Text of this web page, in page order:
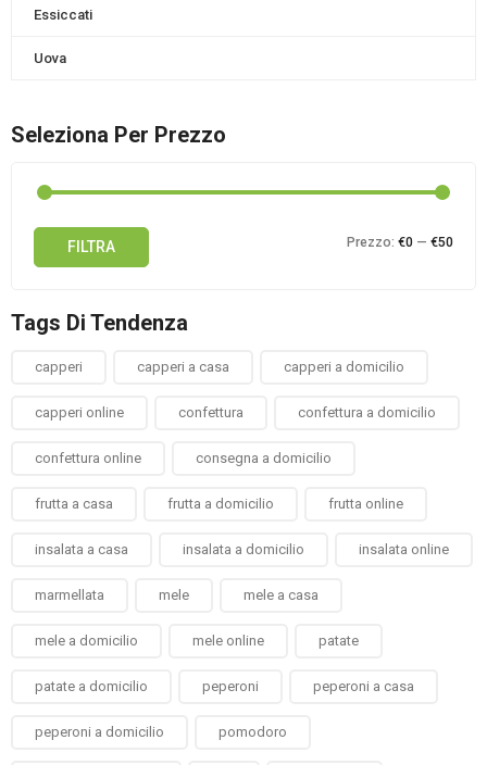
Essiccati
Uova
Seleziona Per Prezzo
FILTRA Prezzo: €0 — €50
Tags Di Tendenza
capperi capperi a casa capperi a domicilio
capperi online confettura confettura a domicilio
confettura online consegna a domicilio
frutta a casa frutta a domicilio frutta online
insalata a casa insalata a domicilio insalata online
marmellata mele mele a casa
mele a domicilio mele online patate
patate a domicilio peperoni peperoni a casa
peperoni a domicilio pomodoro